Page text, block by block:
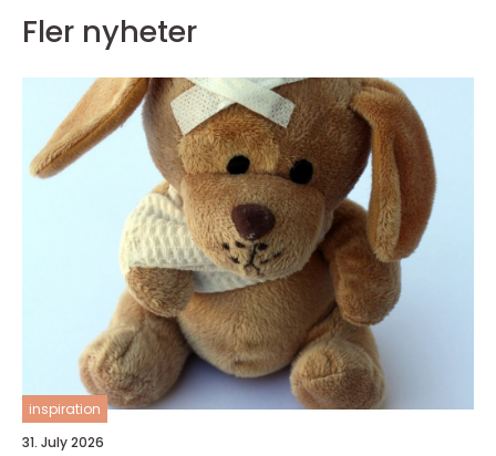
Fler nyheter
inspiration
31. July 2026